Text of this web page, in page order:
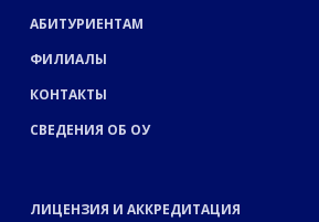
АБИТУРИЕНТАМ
ФИЛИАЛЫ
КОНТАКТЫ
СВЕДЕНИЯ ОБ ОУ
ЛИЦЕНЗИЯ И АККРЕДИТАЦИЯ